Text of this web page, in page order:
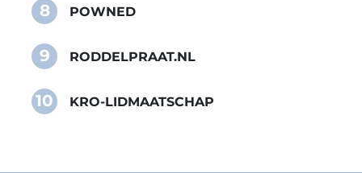
8 POWNED
9 RODDELPRAAT.NL
10 KRO-LIDMAATSCHAP